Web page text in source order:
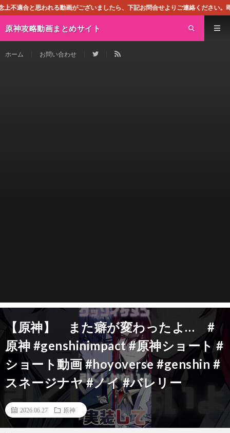
画がございましたら、下記お問合せよりご連絡ください。即刻対処させて頂
原神攻略動画まとめサイト
ホーム お問い合わせ
【原神】 また癖が変わったよ… #
原神 #genshinimpact #原神ショート #
ショート動画 #hoyoverse #genshin #
スネージナヤ #ノイ #バレリー
2026.06.27 原神